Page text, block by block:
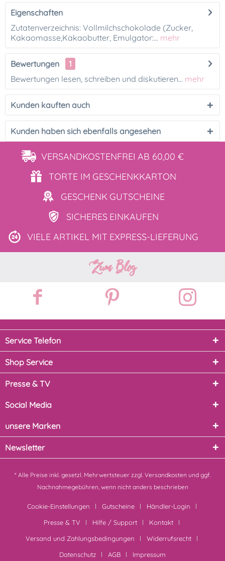
Eigenschaften
Zutatenverzeichnis: Vollmilchschokolade (Zucker,
Kakaomasse,Kakaobutter, Emulgator:... mehr
Bewertungen
1
Bewertungen lesen, schreiben und diskutieren... mehr
Kunden kauften auch
Kunden haben sich ebenfalls angesehen
VERSANDKOSTENFREI AB 60,00 €
TORTE IM GESCHENKKARTON
GESCHENK GUTSCHEINE
SICHERES EINKAUFEN
VIELE ARTIKEL MIT EXPRESS-LIEFERUNG
Zum Blog
Service Telefon
Shop Service
Presse & TV
Social Media
unsere Marken
Newsletter
* Alle Preise inkl. gesetzl. Mehrwertsteuer zzgl. Versandkosten und ggf.
Nachnahmegebühren, wenn nicht anders beschrieben
Cookie-Einstellungen Gutscheine
Händler-Login
Presse & TV
Hilfe / Support
Kontakt
Versand und Zahlungsbedingungen
Widerrufsrecht
Datenschutz
AGB Impressum